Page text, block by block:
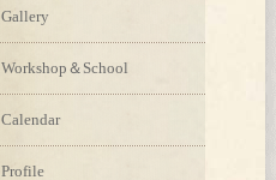
Gallery
Workshop＆School
Calendar
Profile